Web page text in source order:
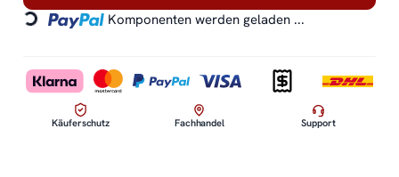
Loading... Komponenten werden geladen ...
Käuferschutz Fachhandel Support